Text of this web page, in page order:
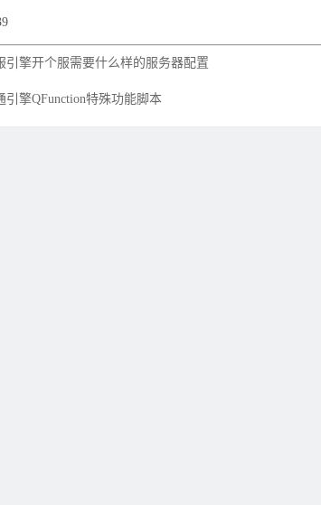
引擎开个服需要什么样的服务器配置
引擎QFunction特殊功能脚本